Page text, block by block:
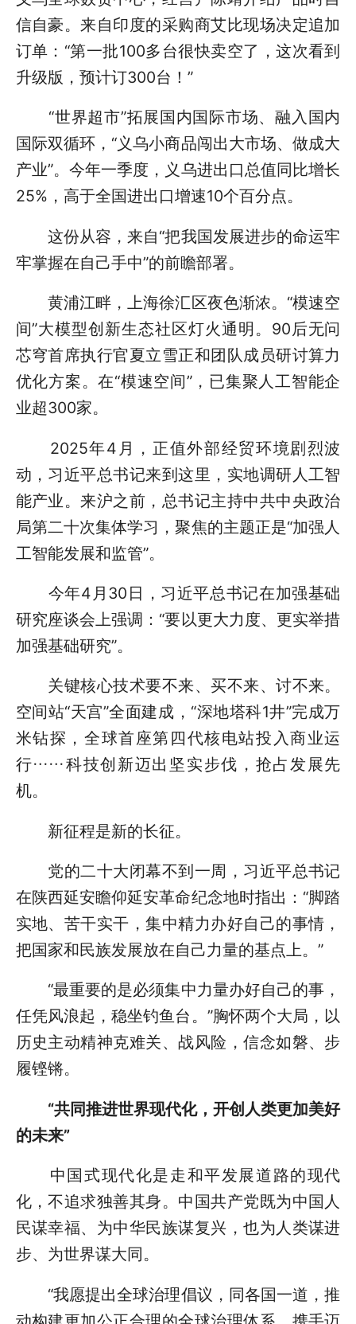
信自豪。来自印度的采购商艾比现场决定追加
订单：“第一批100多台很快卖空了，这次看到
升级版，预计订300台！”
“世界超市”拓展国内国际市场、融入国内
国际双循环，“义乌小商品闯出大市场、做成大
产业”。今年一季度，义乌进出口总值同比增长
25%，高于全国进出口增速10个百分点。
这份从容，来自“把我国发展进步的命运牢
牢掌握在自己手中”的前瞻部署。
黄浦江畔，上海徐汇区夜色渐浓。“模速空
间”大模型创新生态社区灯火通明。90后无问
芯穹首席执行官夏立雪正和团队成员研讨算力
优化方案。在“模速空间”，已集聚人工智能企
业超300家。
2025年4月，正值外部经贸环境剧烈波
动，习近平总书记来到这里，实地调研人工智
能产业。来沪之前，总书记主持中共中央政治
局第二十次集体学习，聚焦的主题正是“加强人
工智能发展和监管”。
今年4月30日，习近平总书记在加强基础
研究座谈会上强调：“要以更大力度、更实举措
加强基础研究”。
关键核心技术要不来、买不来、讨不来。
空间站“天宫”全面建成，“深地塔科1井”完成万
米钻探，全球首座第四代核电站投入商业运
行……科技创新迈出坚实步伐，抢占发展先
机。
新征程是新的长征。
党的二十大闭幕不到一周，习近平总书记
在陕西延安瞻仰延安革命纪念地时指出：“脚踏
实地、苦干实干，集中精力办好自己的事情，
把国家和民族发展放在自己力量的基点上。”
“最重要的是必须集中力量办好自己的事，
任凭风浪起，稳坐钓鱼台。”胸怀两个大局，以
历史主动精神克难关、战风险，信念如磐、步
履铿锵。
“共同推进世界现代化，开创人类更加美好
的未来”
中国式现代化是走和平发展道路的现代
化，不追求独善其身。中国共产党既为中国人
民谋幸福、为中华民族谋复兴，也为人类谋进
步、为世界谋大同。
“我愿提出全球治理倡议，同各国一道，推